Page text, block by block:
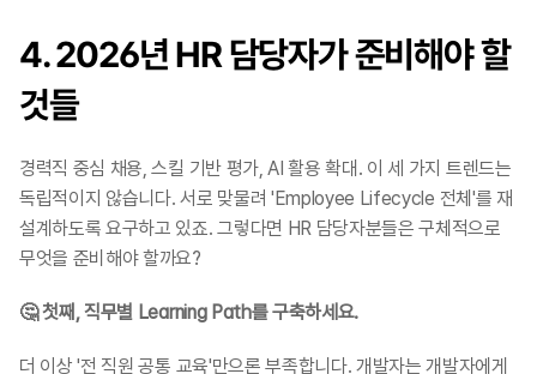
4. 2026년 HR 담당자가 준비해야 할
것들
경력직 중심 채용, 스킬 기반 평가, AI 활용 확대. 이 세 가지 트렌드는
독립적이지 않습니다. 서로 맞물려 'Employee Lifecycle 전체'를 재
설계하도록 요구하고 있죠. 그렇다면 HR 담당자분들은 구체적으로
무엇을 준비해야 할까요?
🤔 첫째, 직무별 Learning Path를 구축하세요.
더 이상 '전 직원 공통 교육'만으론 부족합니다. 개발자는 개발자에게